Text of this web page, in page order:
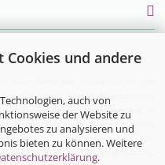
Cookies und andere
auch von
der Website zu
zu analysieren und
bieten zu können. Weitere
.
Neurodermitiker, Umweltkranke und
Leben bei Allergie, Neurodermitis
für Allergiker im Online-Shop zu
Allergiker,
Encasing (Milbenbettwäsche
Neurodermitisoverall
, Waschmittel